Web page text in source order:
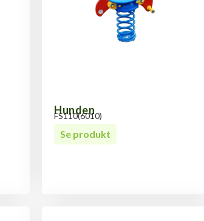
Hunden
FS110(6010)
Se produkt